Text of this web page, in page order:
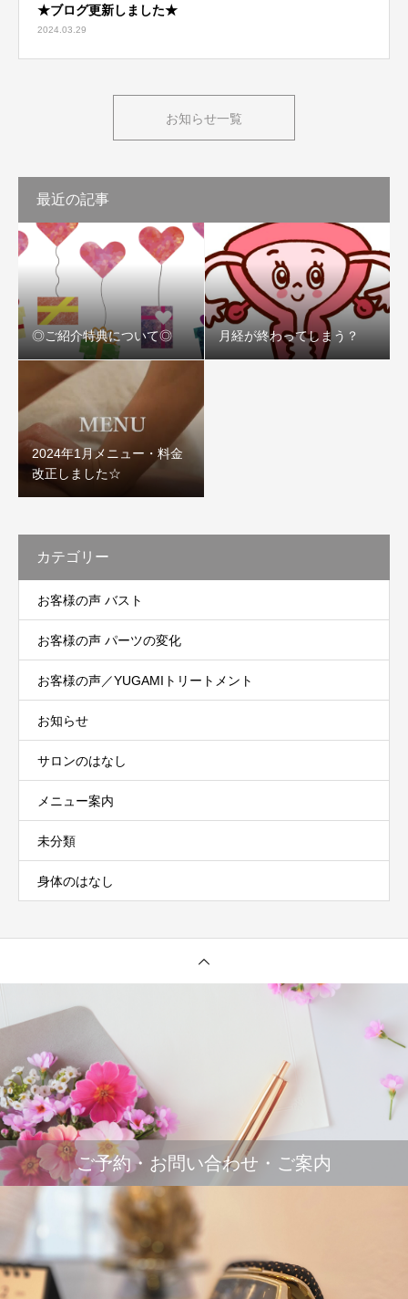
★ブログ更新しました★
2024.03.29
お知らせ一覧
最近の記事
◎ご紹介特典について◎ 月経が終わってしまう？
2024年1月メニュー・料金
改正しました☆
カテゴリー
お客様の声 バスト
お客様の声 パーツの変化
お客様の声／YUGAMIトリートメント
お知らせ
サロンのはなし
メニュー案内
未分類
身体のはなし
ご予約・お問い合わせ・ご案内